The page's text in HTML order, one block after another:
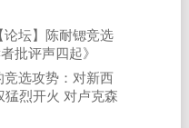
【论坛】陈耐锶竞选
批评声四起》
竞选攻势：对新西
猛烈开火 对卢克森